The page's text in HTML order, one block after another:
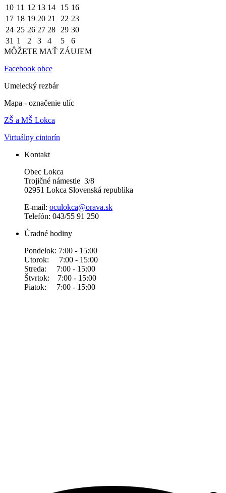
10 11 12 13 14 15 16
17 18 19 20 21 22 23
24 25 26 27 28 29 30
31 1 2 3 4 5
6
MÔŽETE MAŤ ZÁUJEM
Facebook obce
Umelecký rezbár
Mapa - označenie ulíc
ZŠ a MŠ Lokca
Virtuálny cintorín
Kontakt
Obec Lokca
Trojičné námestie 3/8
02951 Lokca Slovenská republika
E-mail: oculokca@orava.sk
Telefón: 043/55 91 250
Úradné hodiny
Pondelok: 7:00 - 15:00
Utorok: 7:00 - 15:00
Streda: 7:00 - 15:00
Štvrtok: 7:00 - 15:00
Piatok: 7:00 - 15:00